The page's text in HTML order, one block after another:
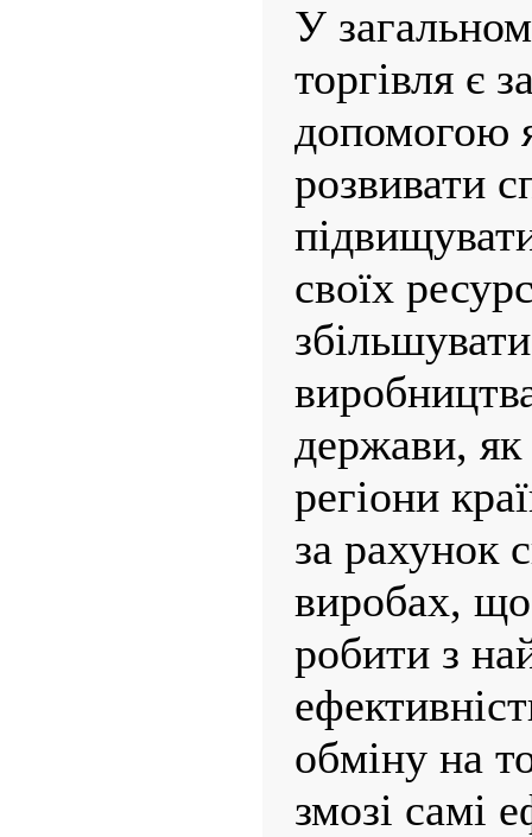
У
торгівля є
допомогою
розвивати
своїх
держави, як
регіони
за рахунок
виробах,
робити з
обміну на
змозі самі